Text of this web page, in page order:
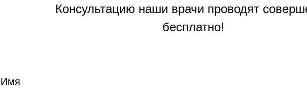
Консультацию наши врачи проводят
бесплатно!
Имя